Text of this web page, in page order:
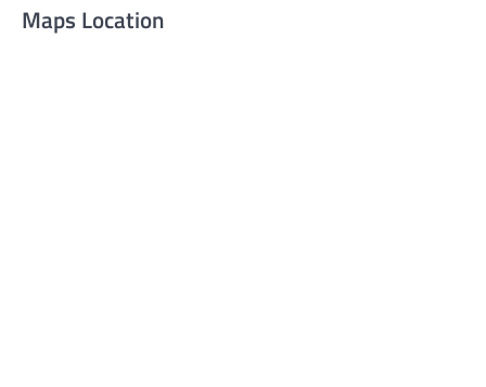
Maps Location